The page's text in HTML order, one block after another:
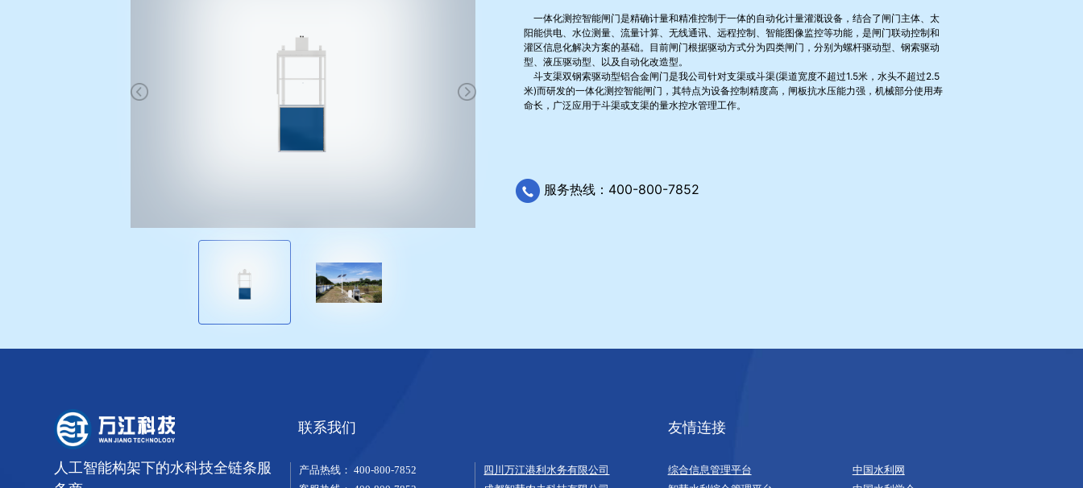
一体化测控智能闸门是精确计量和精准控制于一体的自动化计量灌溉设备，结合了闸门主体、太
阳能供电、水位测量、流量计算、无线通讯、远程控制、智能图像监控等功能，是闸门联动控制和
灌区信息化解决方案的基础。目前闸门根据驱动方式分为四类闸门，分别为螺杆驱动型、钢索驱动
型、液压驱动型、以及自动化改造型。
斗支渠双钢索驱动型铝合金闸门是我公司针对支渠或斗渠(渠道宽度不超过1.5米，水头不超过2.5
米)而研发的一体化测控智能闸门，其特点为设备控制精度高，闸板抗水压能力强，机械部分使用寿
命长，广泛应用于斗渠或支渠的量水控水管理工作。
服务热线：400-800-7852
人工智能构架下的水科技全链条服
联系我们
产品热线：400-800-7852
四川万江港利水务有限公司
友情连接
综合信息管理平台
中国水利网